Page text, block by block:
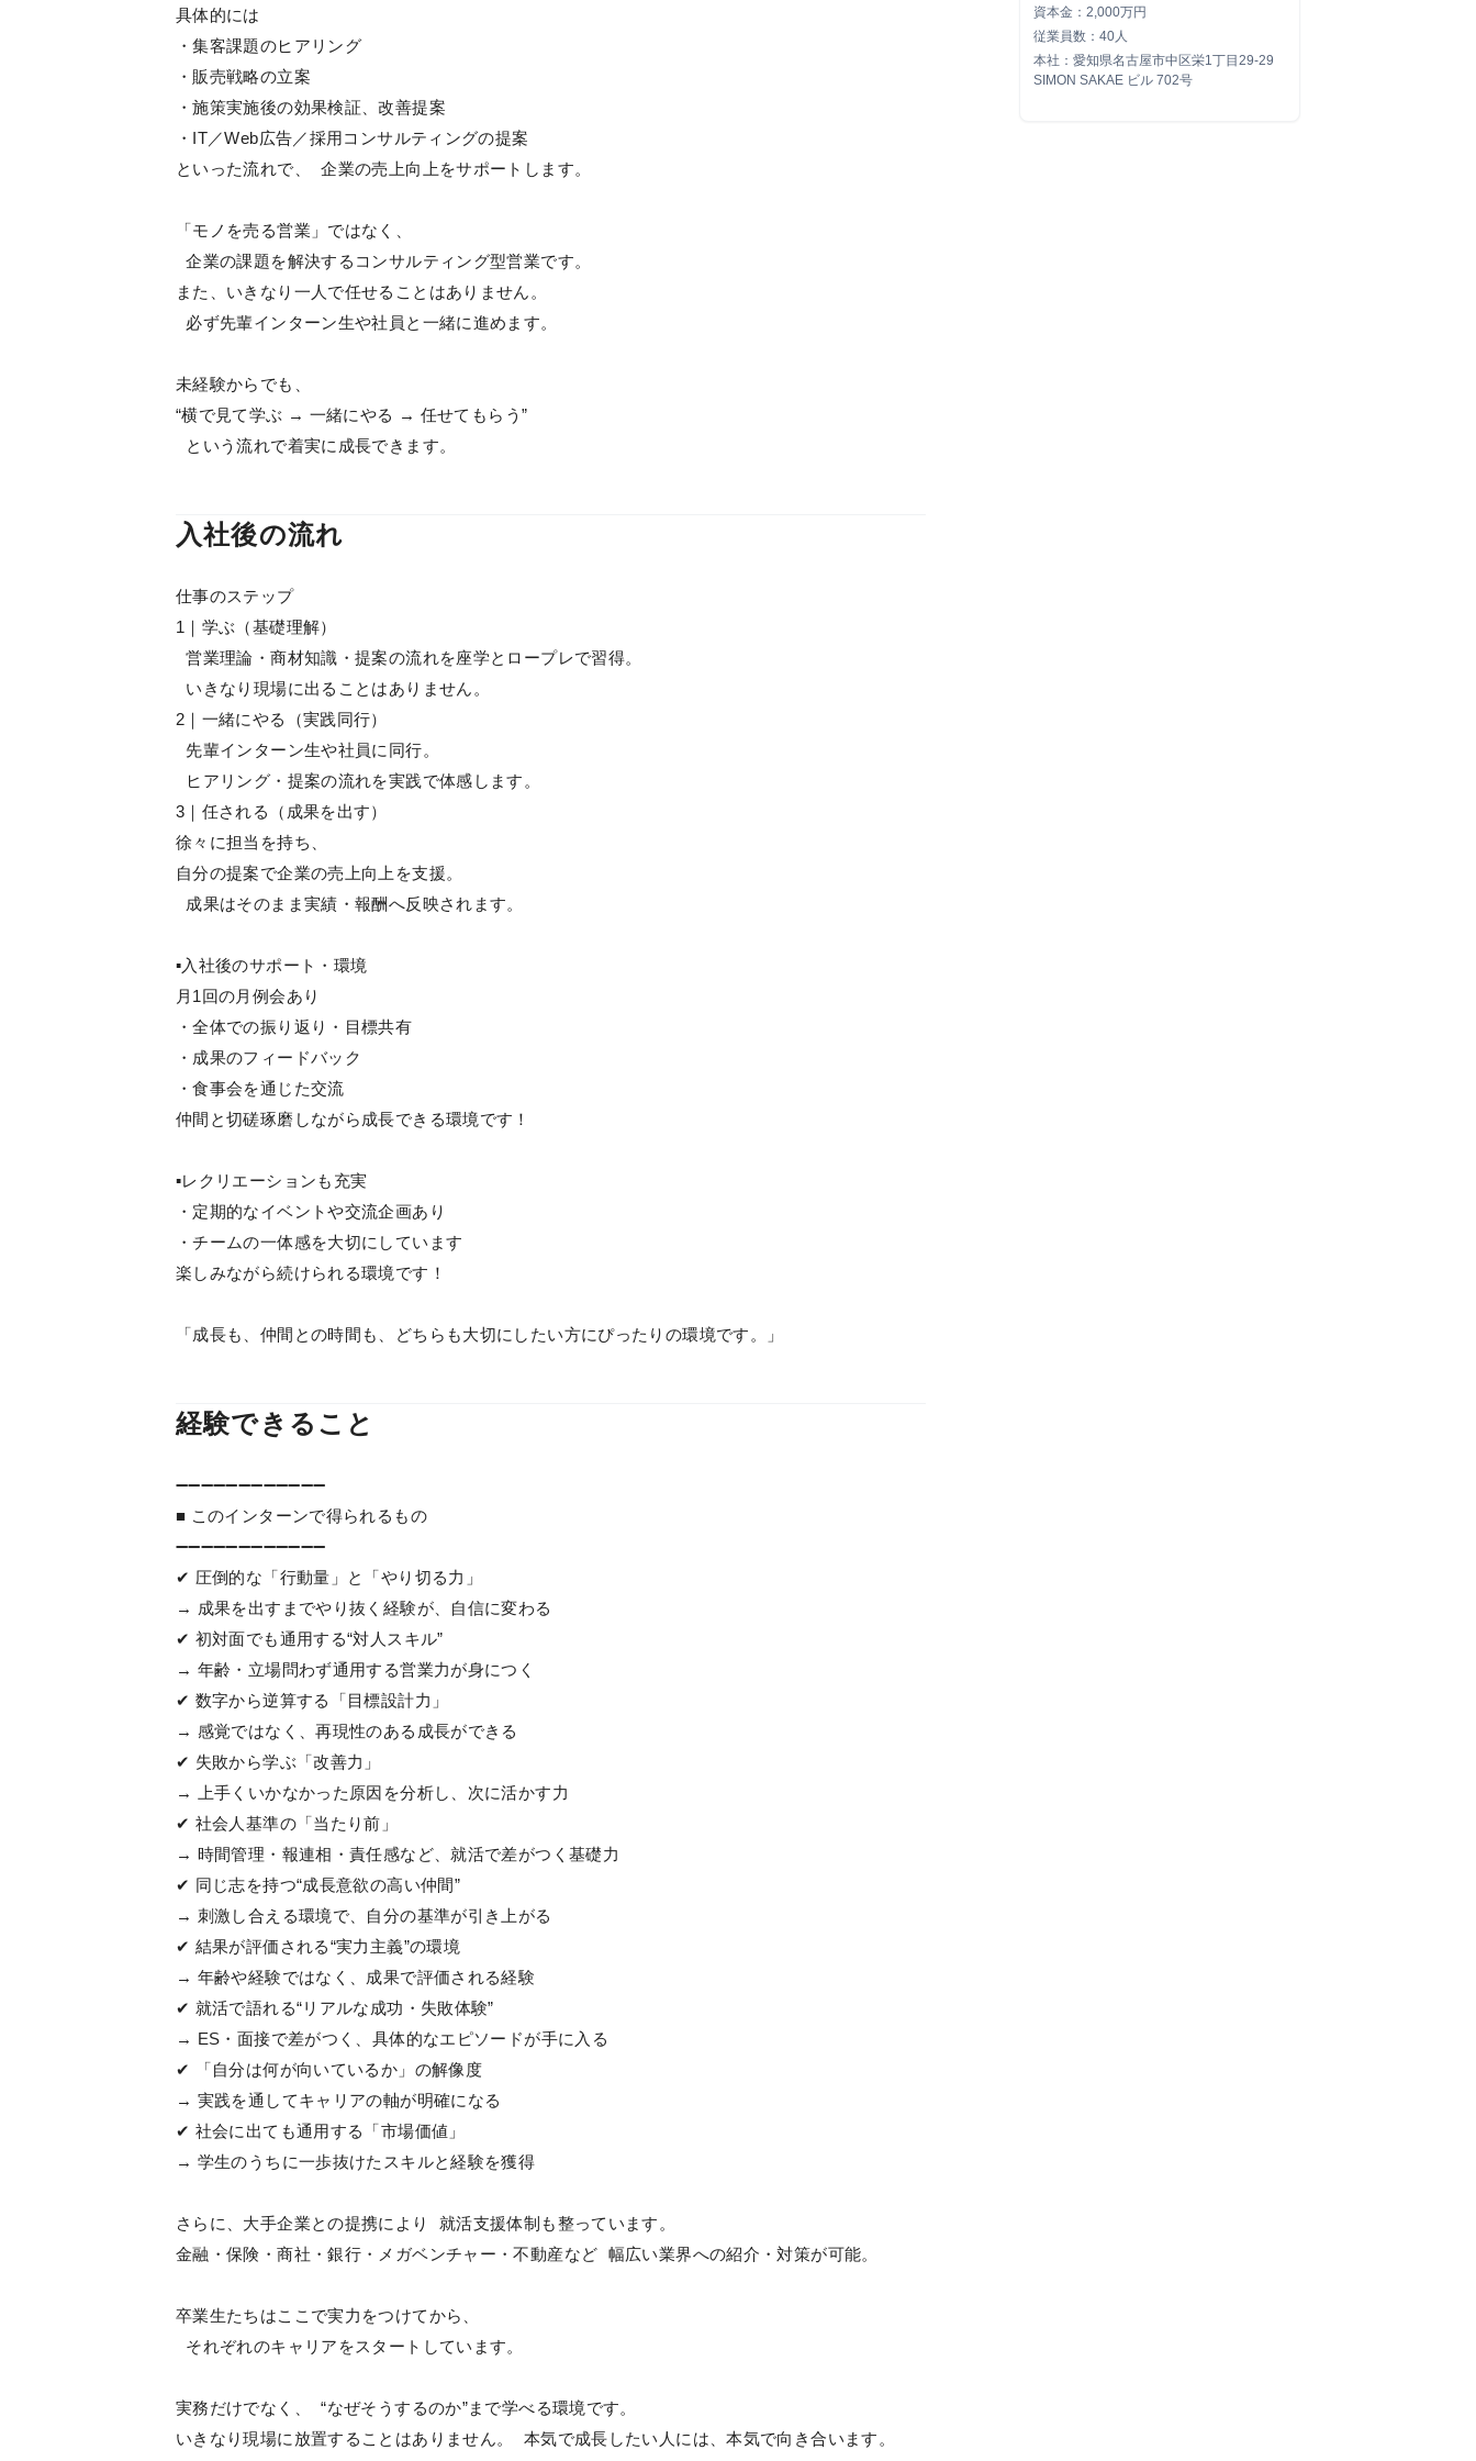
具体的には
・集客課題のヒアリング
・販売戦略の立案
・施策実施後の効果検証、改善提案
・IT／Web広告／採用コンサルティングの提案
といった流れで、 企業の売上向上をサポートします。
「モノを売る営業」ではなく、
企業の課題を解決するコンサルティング型営業です。
また、いきなり一人で任せることはありません。
必ず先輩インターン生や社員と一緒に進めます。
未経験からでも、
“横で見て学ぶ → 一緒にやる → 任せてもらう”
という流れで着実に成長できます。
入社後の流れ
仕事のステップ
1｜学ぶ（基礎理解）
営業理論・商材知識・提案の流れを座学とロープレで習得。
いきなり現場に出ることはありません。
2｜一緒にやる（実践同行）
先輩インターン生や社員に同行。
ヒアリング・提案の流れを実践で体感します。
3｜任される（成果を出す）
徐々に担当を持ち、
自分の提案で企業の売上向上を支援。
成果はそのまま実績・報酬へ反映されます。
▪️入社後のサポート・環境
月1回の月例会あり
・全体での振り返り・目標共有
・成果のフィードバック
・食事会を通じた交流
仲間と切磋琢磨しながら成長できる環境です！
▪️レクリエーションも充実
・定期的なイベントや交流企画あり
・チームの一体感を大切にしています
楽しみながら続けられる環境です！
「成長も、仲間との時間も、どちらも大切にしたい方にぴったりの環境です。」
経験できること
➖➖➖➖➖➖➖➖➖➖➖➖
■ このインターンで得られるもの
➖➖➖➖➖➖➖➖➖➖➖➖
✔ 圧倒的な「行動量」と「やり切る力」
→ 成果を出すまでやり抜く経験が、自信に変わる
✔ 初対面でも通用する“対人スキル”
→ 年齢・立場問わず通用する営業力が身につく
✔ 数字から逆算する「目標設計力」
→ 感覚ではなく、再現性のある成長ができる
✔ 失敗から学ぶ「改善力」
→ 上手くいかなかった原因を分析し、次に活かす力
✔ 社会人基準の「当たり前」
→ 時間管理・報連相・責任感など、就活で差がつく基礎力
✔ 同じ志を持つ“成長意欲の高い仲間”
→ 刺激し合える環境で、自分の基準が引き上がる
✔ 結果が評価される“実力主義”の環境
→ 年齢や経験ではなく、成果で評価される経験
✔ 就活で語れる“リアルな成功・失敗体験”
→ ES・面接で差がつく、具体的なエピソードが手に入る
✔ 「自分は何が向いているか」の解像度
→ 実践を通してキャリアの軸が明確になる
✔ 社会に出ても通用する「市場価値」
→ 学生のうちに一歩抜けたスキルと経験を獲得
さらに、大手企業との提携により 就活支援体制も整っています。
金融・保険・商社・銀行・メガベンチャー・不動産など 幅広い業界への紹介・対策が可能。
卒業生たちはここで実力をつけてから、
それぞれのキャリアをスタートしています。
実務だけでなく、 “なぜそうするのか”まで学べる環境です。
いきなり現場に放置することはありません。 本気で成長したい人には、本気で向き合います。
資本金：2,000万円
従業員数：40人
本社：愛知県名古屋市中区栄1丁目29-29
SIMON SAKAE ビル 702号